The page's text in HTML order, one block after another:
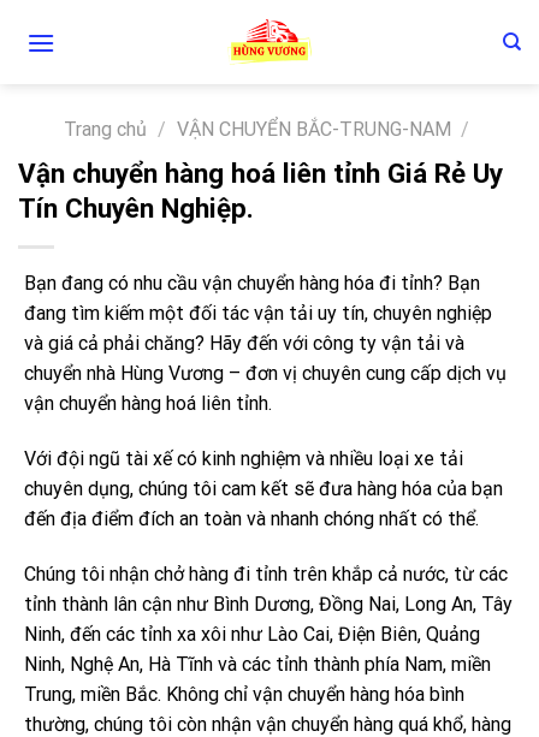
Trang chủ / VẬN CHUYỂN BẮC-TRUNG-NAM /
Vận chuyển hàng hoá liên tỉnh Giá Rẻ Uy
Tín Chuyên Nghiệp.
Bạn đang có nhu cầu vận chuyển hàng hóa đi tỉnh? Bạn
đang tìm kiếm một đối tác vận tải uy tín, chuyên nghiệp
và giá cả phải chăng? Hãy đến với công ty vận tải và
chuyển nhà Hùng Vương – đơn vị chuyên cung cấp dịch vụ
vận chuyển hàng hoá liên tỉnh.
Với đội ngũ tài xế có kinh nghiệm và nhiều loại xe tải
chuyên dụng, chúng tôi cam kết sẽ đưa hàng hóa của bạn
đến địa điểm đích an toàn và nhanh chóng nhất có thể.
Chúng tôi nhận chở hàng đi tỉnh trên khắp cả nước, từ các
tỉnh thành lân cận như Bình Dương, Đồng Nai, Long An, Tây
Ninh, đến các tỉnh xa xôi như Lào Cai, Điện Biên, Quảng
Ninh, Nghệ An, Hà Tĩnh và các tỉnh thành phía Nam, miền
Trung, miền Bắc. Không chỉ vận chuyển hàng hóa bình
thường, chúng tôi còn nhận vận chuyển hàng quá khổ, hàng